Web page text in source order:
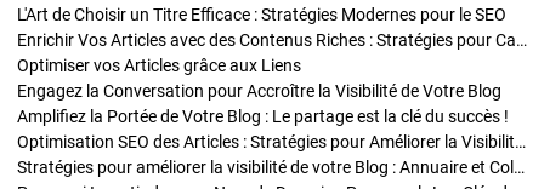
L'Art de Choisir un Titre Efficace : Stratégies Modernes pour le SEO
Enrichir Vos Articles avec des Contenus Riches : Stratégies pour Captiver et Optimiser
Optimiser vos Articles grâce aux Liens
Engagez la Conversation pour Accroître la Visibilité de Votre Blog
Amplifiez la Portée de Votre Blog : Le partage est la clé du succès !
Optimisation SEO des Articles : Stratégies pour Améliorer la Visibilité de Votre Blog
Stratégies pour améliorer la visibilité de votre Blog : Annuaire et Collaborations